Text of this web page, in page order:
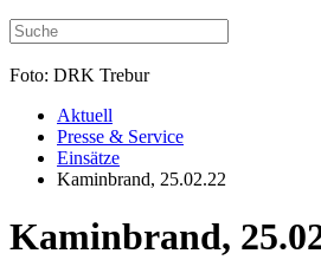
Foto: DRK Trebur
Aktuell
Presse & Service
Einsätze
Kaminbrand, 25.02.22
Kaminbrand,